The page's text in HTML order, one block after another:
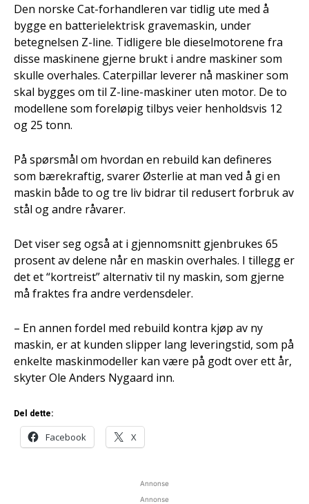
Den norske Cat-forhandleren var tidlig ute med å
bygge en batterielektrisk gravemaskin, under
betegnelsen Z-line. Tidligere ble dieselmotorene fra
disse maskinene gjerne brukt i andre maskiner som
skulle overhales. Caterpillar leverer nå maskiner som
skal bygges om til Z-line-maskiner uten motor. De to
modellene som foreløpig tilbys veier henholdsvis 12
og 25 tonn.
På spørsmål om hvordan en rebuild kan defineres
som bærekraftig, svarer Østerlie at man ved å gi en
maskin både to og tre liv bidrar til redusert forbruk av
stål og andre råvarer.
Det viser seg også at i gjennomsnitt gjenbrukes 65
prosent av delene når en maskin overhales. I tillegg er
det et “kortreist” alternativ til ny maskin, som gjerne
må fraktes fra andre verdensdeler.
– En annen fordel med rebuild kontra kjøp av ny
maskin, er at kunden slipper lang leveringstid, som på
enkelte maskinmodeller kan være på godt over ett år,
skyter Ole Anders Nygaard inn.
Del dette:
Facebook X
Annonse
Annonse